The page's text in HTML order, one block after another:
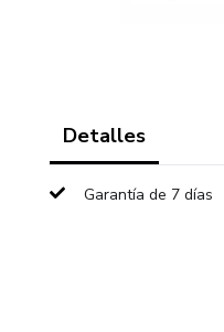
Detalles
Garantía de 7 días